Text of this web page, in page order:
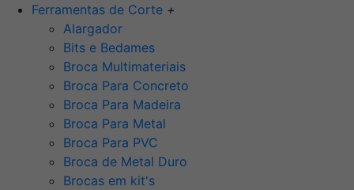
Ferramentas de Corte +
Alargador
Bits e Bedames
Broca Multimateriais
Broca Para Concreto
Broca Para Madeira
Broca Para Metal
Broca Para PVC
Broca de Metal Duro
Brocas em kit's